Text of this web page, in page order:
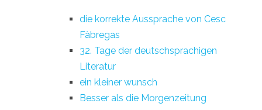
die korrekte Aussprache von Cesc
Fàbregas
32. Tage der deutschsprachigen
Literatur
ein kleiner wunsch
Besser als die Morgenzeitung